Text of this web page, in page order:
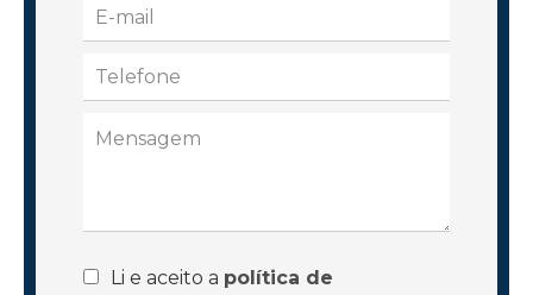
Li e aceito a política de